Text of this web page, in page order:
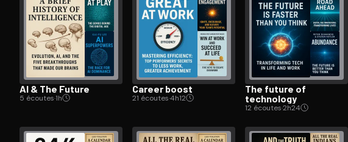
AI & The Future
5 écoutes·1h
Career boost
21 écoutes·4h12
The future of
technology
12 écoutes·2h24